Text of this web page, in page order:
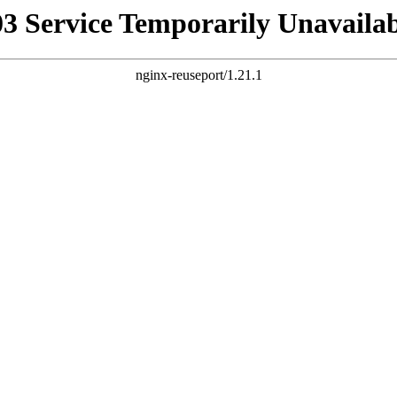
Service Temporarily
nginx-reuseport/1.21.1